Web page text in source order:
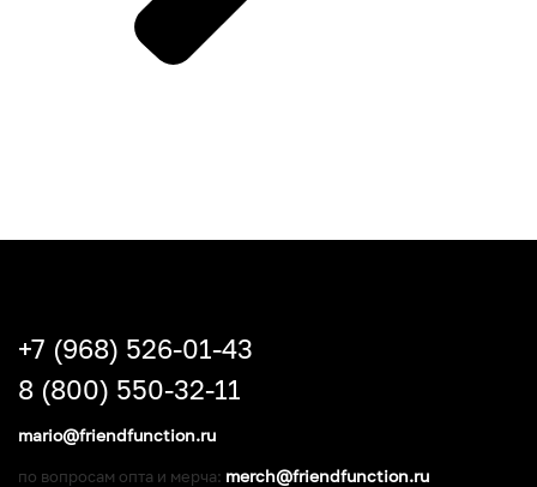
+7 (968) 526-01-43
8 (800) 550-32-11
mario@friendfunction.ru
по вопросам опта и мерча: merch@friendfunction.ru